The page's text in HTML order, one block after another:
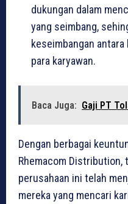
dukungan dalam
yang seimbang,
keseimbangan
para karyawan.
Baca Juga: Gaji PT
Dengan berbagai
Rhemacom Distribution,
perusahaan ini telah
mereka yang mencari